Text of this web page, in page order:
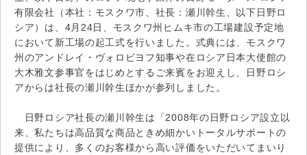
有限会社（本社：モスクワ市、社長：瀬川幹生、以下日野ロ
シア）は、4月24日、モスクワ州ヒムキ市の工場建設予定地
において新工場の起工式を行いました。式典には、モスクワ
州のアンドレイ・ヴォロビヨフ知事や在ロシア日本大使館の
大木雅文参事官をはじめとするご来賓をお迎えし、日野ロシ
アからは社長の瀬川幹生ほかが参列しました。
日野ロシア社長の瀬川幹生は「2008年の日野ロシア設立以
来、私たちは高品質な商品ときめ細かいトータルサポートの
提供により、多くのお客様から高い評価をいただいてまいり